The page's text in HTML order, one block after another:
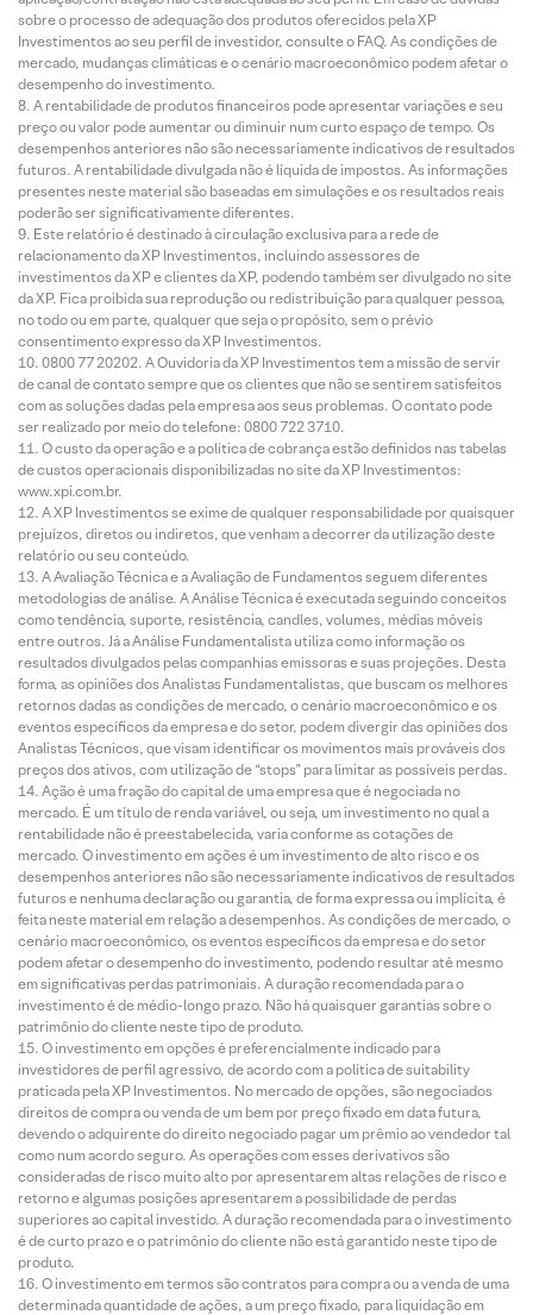
sobre o processo de adequação dos produtos oferecidos pela XP
Investimentos ao seu perfil de investidor, consulte o FAQ. As condições de
mercado, mudanças climáticas e o cenário macroeconômico podem afetar o
desempenho do investimento.
A rentabilidade de produtos financeiros pode apresentar variações e seu
preço ou valor pode aumentar ou diminuir num curto espaço de tempo. Os
desempenhos anteriores não são necessariamente indicativos de resultados
futuros. A rentabilidade divulgada não é líquida de impostos. As informações
presentes neste material são baseadas em simulações e os resultados reais
poderão ser significativamente diferentes.
Este relatório é destinado à circulação exclusiva para a rede de
relacionamento da XP Investimentos, incluindo assessores de
investimentos da XP e clientes da XP, podendo também ser divulgado no site
da XP. Fica proibida sua reprodução ou redistribuição para qualquer pessoa,
no todo ou em parte, qualquer que seja o propósito, sem o prévio
consentimento expresso da XP Investimentos.
0800 77 20202. A Ouvidoria da XP Investimentos tem a missão de servir
de canal de contato sempre que os clientes que não se sentirem satisfeitos
com as soluções dadas pela empresa aos seus problemas. O contato pode
ser realizado por meio do telefone: 0800 722 3710.
O custo da operação e a política de cobrança estão definidos nas tabelas
de custos operacionais disponibilizadas no site da XP Investimentos:
www.xpi.com.br.
A XP Investimentos se exime de qualquer responsabilidade por quaisquer
prejuízos, diretos ou indiretos, que venham a decorrer da utilização deste
relatório ou seu conteúdo.
A Avaliação Técnica e a Avaliação de Fundamentos seguem diferentes
metodologias de análise. A Análise Técnica é executada seguindo conceitos
como tendência, suporte, resistência, candles, volumes, médias móveis
entre outros. Já a Análise Fundamentalista utiliza como informação os
resultados divulgados pelas companhias emissoras e suas projeções. Desta
forma, as opiniões dos Analistas Fundamentalistas, que buscam os melhores
retornos dadas as condições de mercado, o cenário macroeconômico e os
eventos específicos da empresa e do setor, podem divergir das opiniões dos
Analistas Técnicos, que visam identificar os movimentos mais prováveis dos
preços dos ativos, com utilização de “stops” para limitar as possíveis perdas.
Ação é uma fração do capital de uma empresa que é negociada no
mercado. É um título de renda variável, ou seja, um investimento no qual a
rentabilidade não é preestabelecida, varia conforme as cotações de
mercado. O investimento em ações é um investimento de alto risco e os
desempenhos anteriores não são necessariamente indicativos de resultados
futuros e nenhuma declaração ou garantia, de forma expressa ou implícita, é
feita neste material em relação a desempenhos. As condições de mercado, o
cenário macroeconômico, os eventos específicos da empresa e do setor
podem afetar o desempenho do investimento, podendo resultar até mesmo
em significativas perdas patrimoniais. A duração recomendada para o
investimento é de médio-longo prazo. Não há quaisquer garantias sobre o
patrimônio do cliente neste tipo de produto.
O investimento em opções é preferencialmente indicado para
investidores de perfil agressivo, de acordo com a política de suitability
praticada pela XP Investimentos. No mercado de opções, são negociados
direitos de compra ou venda de um bem por preço fixado em data futura,
devendo o adquirente do direito negociado pagar um prêmio ao vendedor tal
como num acordo seguro. As operações com esses derivativos são
consideradas de risco muito alto por apresentarem altas relações de risco e
retorno e algumas posições apresentarem a possibilidade de perdas
superiores ao capital investido. A duração recomendada para o investimento
é de curto prazo e o patrimônio do cliente não está garantido neste tipo de
produto.
O investimento em termos são contratos para compra ou a venda de uma
determinada quantidade de ações, a um preço fixado, para liquidação em